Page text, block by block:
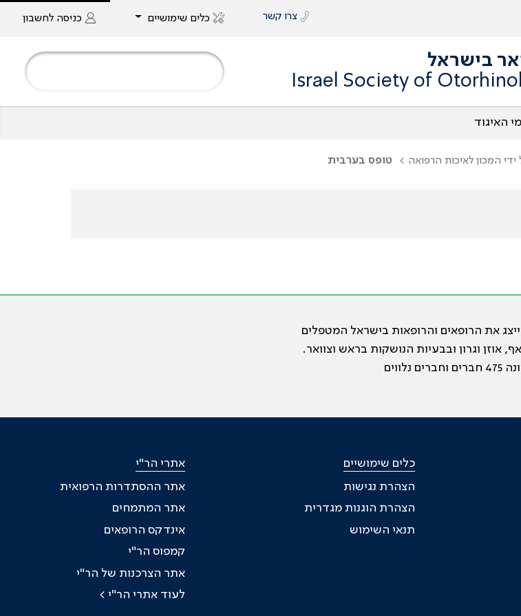
צרו קשר כלים שימושיים כניסה לחשבון
בישראל
Israel Society of
האיגוד
המכון לאיכות הרפואה טופס בערבית
את הרופאים והרופאות בישראל המטפלים
אוזן וגרון ובבעיות הנושקות בראש וצוואר.
נלווים
כלים שימושיים
הצהרת נגישות
הצהרת הוגנות מגדרית
תנאי השימוש
אתרי הר"י
אתר ההסתדרות הרפואית
אתר המתמחים
אינדקס הרופאים
קמפוס הר"י
אתר הצרכנות של הר"י
לעוד אתרי הר"י >